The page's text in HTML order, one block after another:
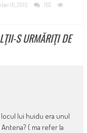
16, 2010
165
S URMĂRIŢI DE
locul lui huidu era unul
( ma refer la